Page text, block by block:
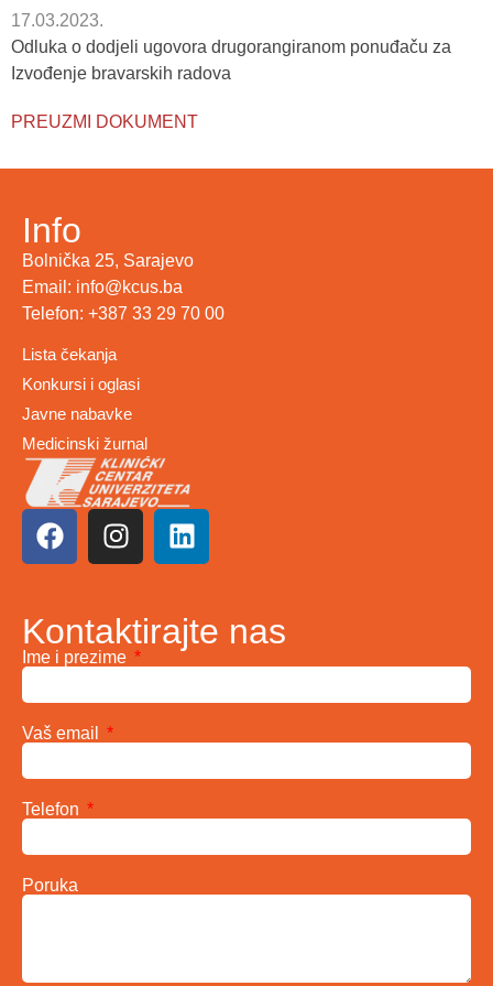
17.03.2023.
Odluka o dodjeli ugovora drugorangiranom ponuđaču za
Izvođenje bravarskih radova
PREUZMI DOKUMENT
Info
Bolnička 25, Sarajevo
Email: info@kcus.ba
Telefon: +387 33 29 70 00
Lista čekanja
Konkursi i oglasi
Javne nabavke
Medicinski žurnal
Kontaktirajte nas
Ime i prezime
Vaš email
Telefon
Poruka